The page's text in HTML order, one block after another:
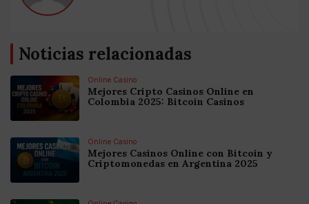
Noticias relacionadas
Online Casino
Mejores Cripto Casinos Online en
Colombia 2025: Bitcoin Casinos
Online Casino
Mejores Casinos Online con Bitcoin y
Criptomonedas en Argentina 2025